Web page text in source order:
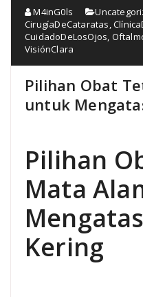
M4inG0ls
CirugíaDeCataratas ,
CuidadoDeLosOjos
VisiónClara
Pilihan Obat
untuk
Pilihan
Mata
Kering